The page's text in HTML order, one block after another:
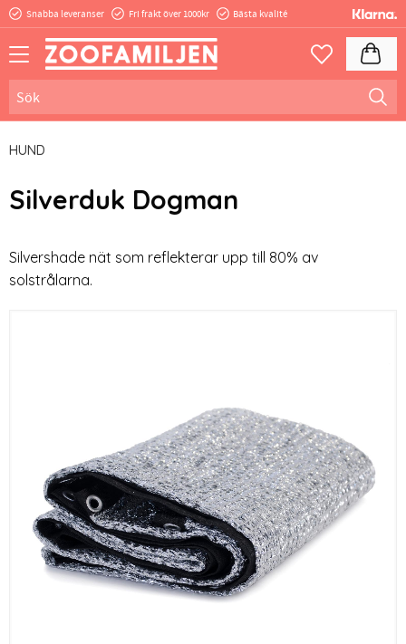
Snabba leveranser Fri frakt över 1000kr Bästa kvalité
Favoriter
HUND
Silverduk Dogman
​Silvershade nät som reflekterar upp till 80% av
solstrålarna.